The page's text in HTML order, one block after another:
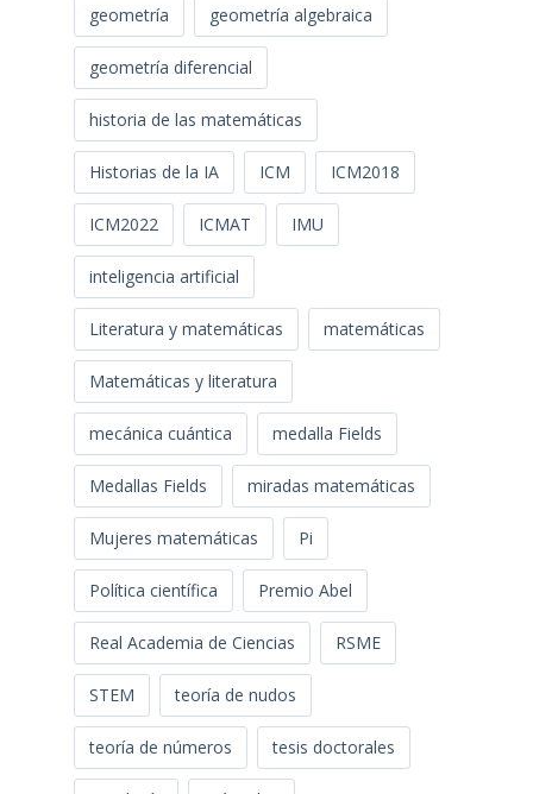
geometría geometría algebraica
geometría diferencial
historia de las matemáticas
Historias de la IA ICM ICM2018
ICM2022 ICMAT IMU
inteligencia artificial
Literatura y matemáticas matemáticas
Matemáticas y literatura
mecánica cuántica medalla Fields
Medallas Fields miradas matemáticas
Mujeres matemáticas Pi
Política científica Premio Abel
Real Academia de Ciencias RSME
STEM teoría de nudos
teoría de números tesis doctorales